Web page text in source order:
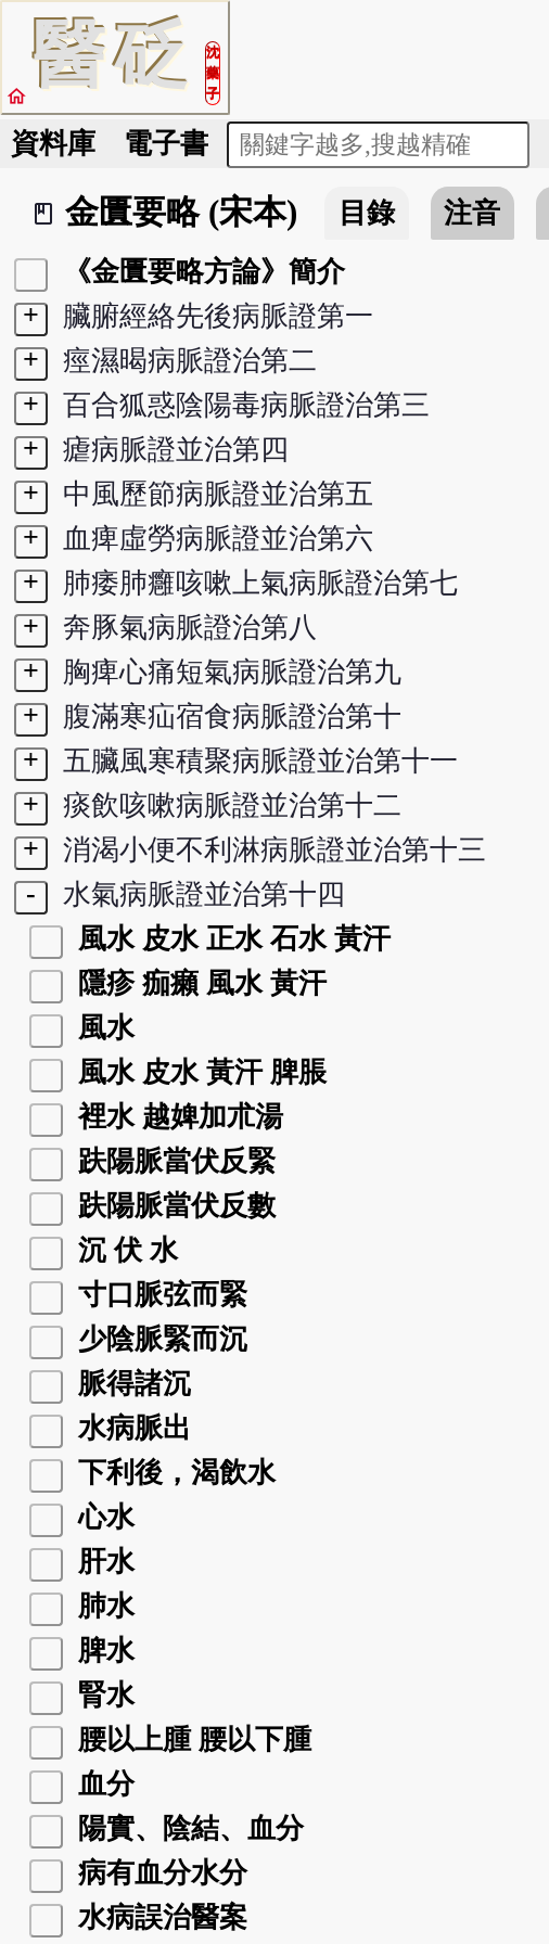
醫砭
沈
藥
子
home
資料庫 電子書
book_2
金匱要略 (宋本) 目錄 注音
《金匱要略方論》簡介
+
臟腑經絡先後病脈證第一
+
痙濕暍病脈證治第二
+
百合狐惑陰陽毒病脈證治第三
+
瘧病脈證並治第四
+
中風歷節病脈證並治第五
+
血痺虛勞病脈證並治第六
+
肺痿肺癰咳嗽上氣病脈證治第七
+
奔豚氣病脈證治第八
+
胸痺心痛短氣病脈證治第九
+
腹滿寒疝宿食病脈證治第十
+
五臟風寒積聚病脈證並治第十一
+
痰飲咳嗽病脈證並治第十二
+
消渴小便不利淋病脈證並治第十三
-
水氣病脈證並治第十四
風水 皮水 正水 石水 黃汗
隱疹 痂癩 風水 黃汗
風水
風水 皮水 黃汗 脾脹
裡水 越婢加朮湯
趺陽脈當伏反緊
趺陽脈當伏反數
沉 伏 水
寸口脈弦而緊
少陰脈緊而沉
脈得諸沉
水病脈出
下利後，渴飲水
心水
肝水
肺水
脾水
腎水
腰以上腫 腰以下腫
血分
陽實、陰結、血分
病有血分水分
水病誤治醫案